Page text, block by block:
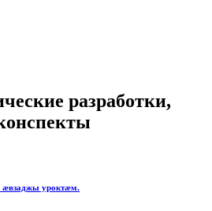
разработки,
æвзаджы уроктæм.